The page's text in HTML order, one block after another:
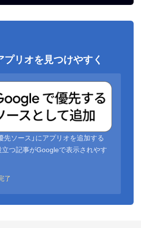
リオを見つけやすく
先ソース」にアプリオを追加する
立つ記事がGoogleで表示されやす
了